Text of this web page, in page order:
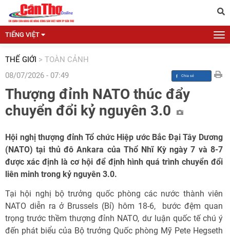
TIẾNG VIỆT
THẾ GIỚI > TOÀN CẢNH
08/07/2026 - 07:49
Thượng đỉnh NATO thúc đẩy
chuyển đổi kỷ nguyên 3.0
Hội nghị thượng đỉnh Tổ chức Hiệp ước Bắc Đại Tây Dương
(NATO) tại thủ đô Ankara của Thổ Nhĩ Kỳ ngày 7 và 8-7
được xác định là cơ hội để định hình quá trình chuyển đổi
liên minh trong kỷ nguyên 3.0.
Tại hội nghị bộ trưởng quốc phòng các nước thành viên
NATO diễn ra ở Brussels (Bỉ) hôm 18-6, bước đệm quan
trọng trước thềm thượng đỉnh NATO, dư luận quốc tế chú ý
đến phát biểu của Bộ trưởng Quốc phòng Mỹ Pete Hegseth